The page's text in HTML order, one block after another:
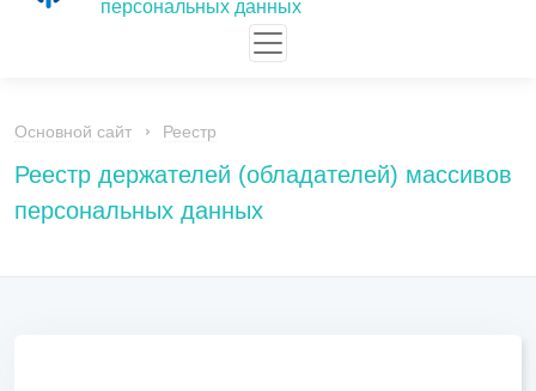
персональных данных
Основной сайт Реестр
Реестр держателей (обладателей) массивов
персональных данных